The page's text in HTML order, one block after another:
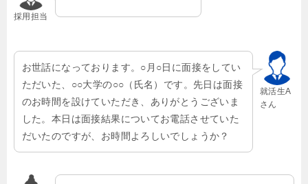
採用担当
就活生A
さん
お世話になっております。○月○日に面接をしてい
ただいた、○○大学の○○（氏名）です。先日は面接
のお時間を設けていただき、ありがとうございま
した。本日は面接結果についてお電話させていた
だいたのですが、お時間よろしいでしょうか？